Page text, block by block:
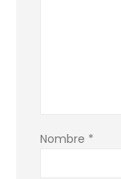
Nombre *